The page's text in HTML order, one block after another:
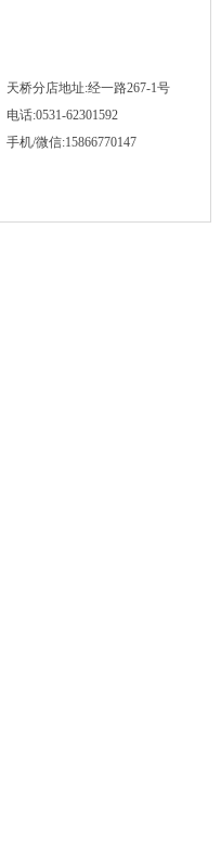
天桥分店地址:经一路267-1号
电话:0531-62301592
手机/微信:15866770147